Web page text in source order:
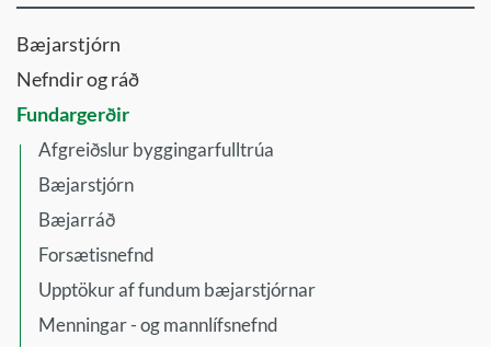
Bæjarstjórn
Nefndir og ráð
Fundargerðir
Afgreiðslur byggingarfulltrúa
Bæjarstjórn
Bæjarráð
Forsætisnefnd
Upptökur af fundum bæjarstjórnar
Menningar - og mannlífsnefnd